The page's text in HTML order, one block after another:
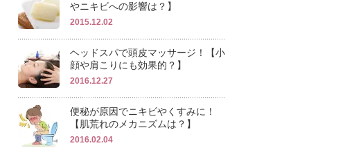
やニキビへの影響は？】
2015.12.02
ヘッドスパで頭皮マッサージ！【小
顔や肩こりにも効果的？】
2016.12.27
便秘が原因でニキビやくすみに！
【肌荒れのメカニズムは？】
2016.02.04